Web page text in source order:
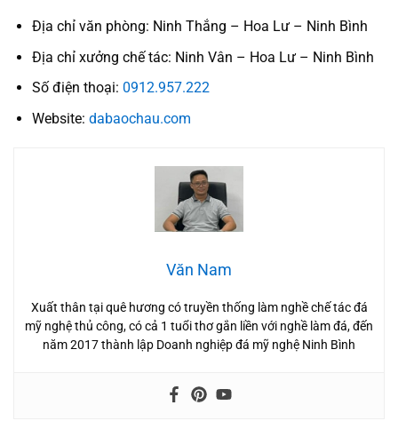
Địa chỉ văn phòng: Ninh Thắng – Hoa Lư – Ninh Bình
Địa chỉ xưởng chế tác: Ninh Vân – Hoa Lư – Ninh Bình
Số điện thoại: 0912.957.222
Website: dabaochau.com
Văn Nam
Xuất thân tại quê hương có truyền thống làm nghề chế tác đá
mỹ nghệ thủ công, có cả 1 tuổi thơ gắn liền với nghề làm đá, đến
năm 2017 thành lập Doanh nghiệp đá mỹ nghệ Ninh Bình